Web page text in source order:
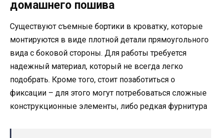
домашнего пошива
Существуют съемные бортики в кроватку, которые
монтируются в виде плотной детали прямоугольного
вида с боковой стороны. Для работы требуется
надежный материал, который не всегда легко
подобрать. Кроме того, стоит позаботиться о
фиксации – для этого могут потребоваться сложные
конструкционные элементы, либо редкая фурнитура